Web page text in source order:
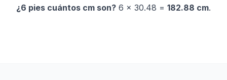
¿6 pies cuántos cm son? 6 × 30.48 = 182.88 cm.